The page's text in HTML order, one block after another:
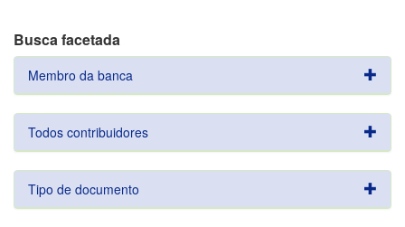
Busca facetada
Membro da banca
Todos contribuidores
Tipo de documento